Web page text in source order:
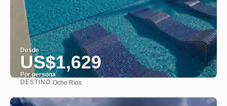
Desde
US$1,629
Por persona
DESTINO:Ocho Ríos